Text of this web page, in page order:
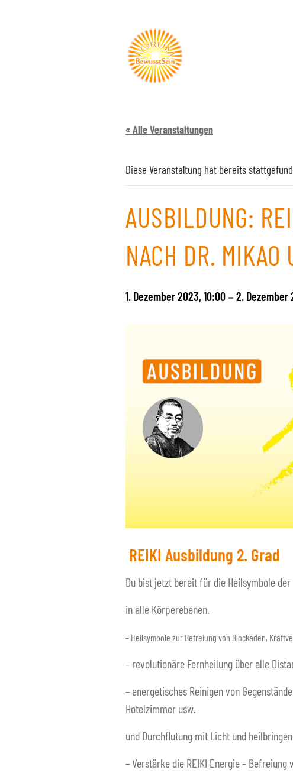
« Alle Veranstaltungen
Diese Veranstaltung hat bereits
AUSBILDUNG:
NACH DR. MIKAO
1. Dezember 2023, 10:00 – 2. Dezember
REIKI Ausbildung 2. Grad
Du bist jetzt bereit für die Heilsymbole
in alle Körperebenen.
– Heilsymbole zur Befreiung von Blockaden,
– revolutionäre Fernheilung über alle
– energetisches Reinigen von
Hotelzimmer usw.
und Durchflutung mit Licht und
– Verstärke die REIKI Energie –